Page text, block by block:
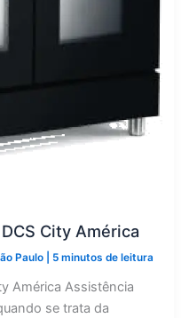
City América
Paulo| 5 minutos de leitura
América Assistência
se trata da